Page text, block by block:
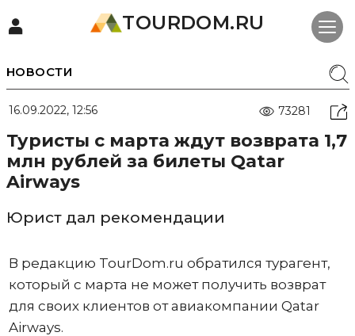
TOURDOM.RU
НОВОСТИ
16.09.2022, 12:56 73281
Туристы с марта ждут возврата 1,7
млн рублей за билеты Qatar
Airways
Юрист дал рекомендации
В редакцию TourDom.ru обратился турагент,
который с марта не может получить возврат
для своих клиентов от авиакомпании Qatar
Airways.